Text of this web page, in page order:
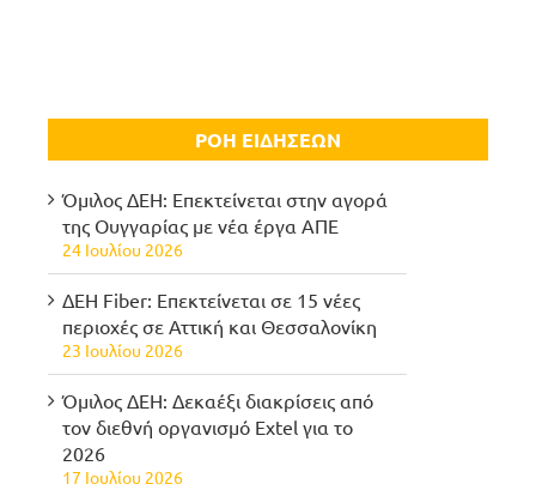
ΡΟΗ ΕΙΔΗΣΕΩΝ
Όμιλος ΔΕΗ: Επεκτείνεται στην αγορά
της Ουγγαρίας με νέα έργα ΑΠΕ
24 Ιουλίου 2026
ΔΕΗ Fiber: Επεκτείνεται σε 15 νέες
περιοχές σε Αττική και Θεσσαλονίκη
23 Ιουλίου 2026
Όμιλος ΔΕΗ: Δεκαέξι διακρίσεις από
τον διεθνή οργανισμό Extel για το
2026
17 Ιουλίου 2026